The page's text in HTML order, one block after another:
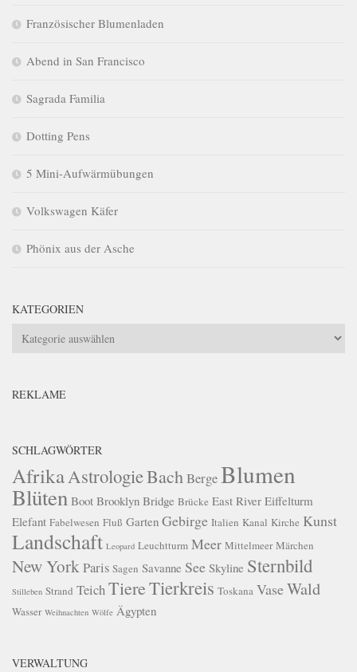
Französischer Blumenladen
Abend in San Francisco
Sagrada Familia
Dotting Pens
5 Mini-Aufwärmübungen
Volkswagen Käfer
Phönix aus der Asche
KATEGORIEN
Kategorien
REKLAME
SCHLAGWÖRTER
AfrikaAstrologieBachBergeBlumen
Blüten Boot Brooklyn Bridge Brücke East River Eiffelturm
Elefant Fabelwesen Fluß Garten Gebirge Italien Kanal Kirche Kunst
Landschaft Leopard Leuchtturm Meer Mittelmeer Märchen
New YorkParis Sagen Savanne See Skyline Sternbild
Stilleben Strand TeichTiereTierkreis Toskana VaseWald
Wasser Weihnachten Wölfe Ägypten
VERWALTUNG